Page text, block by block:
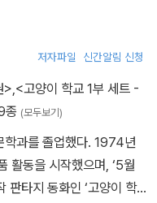
아요?'
람. 살아 있는 사람한테는
을 지어 보낸단다.'
저자파일 신간알림 신청
> <고양이 학교 1부 세트 -
종 (모두보기)
학과를 졸업했다. 1974년
활동을 시작했으며, ‘5월
판타지 동화인 ‘고양이 학